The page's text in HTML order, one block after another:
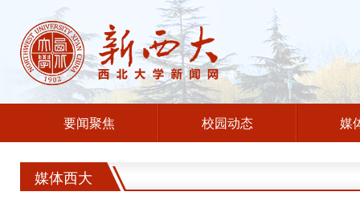
要闻聚焦 校园动态 媒
媒体西大